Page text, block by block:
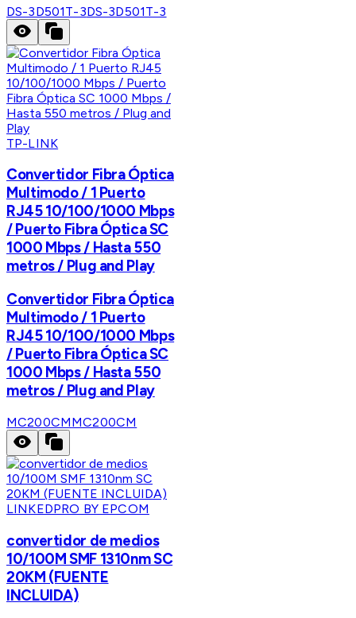
DS-3D501T-3DS-3D501T-3
TP-LINK
Convertidor Fibra Óptica
Multimodo / 1 Puerto
RJ45 10/100/1000 Mbps
/ Puerto Fibra Óptica SC
1000 Mbps / Hasta 550
metros / Plug and Play
Convertidor Fibra Óptica
Multimodo / 1 Puerto
RJ45 10/100/1000 Mbps
/ Puerto Fibra Óptica SC
1000 Mbps / Hasta 550
metros / Plug and Play
MC200CMMC200CM
LINKEDPRO BY EPCOM
convertidor de medios
10/100M SMF 1310nm SC
20KM (FUENTE
INCLUIDA)